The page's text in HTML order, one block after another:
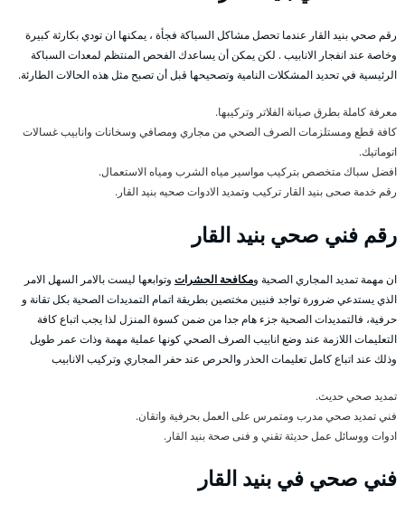
رقم صحي بنيد القار عندما تحصل مشاكل السباكة فجأة ، يمكنها ان تودي بكارثة كبيرة
وخاصة عند انفجار الانابيب . لكن يمكن أن يساعدك الفحص المنتظم لمعدات السباكة
الرئيسية في تحديد المشكلات النامية وتصحيحها قبل أن تصبح مثل هذه الحالات الطارئة.
معرفة كاملة بطرق صيانة الفلاتر وتركيبها.
كافة قطع ومستلزمات الصرف الصحي من مجاري ومصافي وسخانات وانابيب غسالات
اتوماتيك.
افضل سباك متخصص بتركيب مواسير مياه الشرب ومياه الاستعمال.
رقم خدمة صحى بنيد القار تركيب وتمديد الادوات صحيه بنيد القار.
رقم فني صحي بنيد القار
ان مهمة تمديد المجاري الصحية ومكافحة الحشرات وتوابعها ليست بالامر السهل الامر
الذي يستدعي ضرورة تواجد فنيين مختصين بطريقة اتمام التمديدات الصحية بكل تقانة و
حرفية، فالتمديدات الصحية جزء هام جدا من ضمن كسوة المنزل لذا يجب اتباع كافة
التعليمات اللازمة عند وضع انابيب الصرف الصحي كونها عملية مهمة وذات عمر طويل
وذلك عند اتباع كامل تعليمات الحذر والحرص عند حفر المجاري وتركيب الانابيب
تمديد صحي حديث.
فني تمديد صحي مدرب ومتمرس على العمل بحرفية واتقان.
ادوات ووسائل عمل حديثة تقني و فنى صحة بنيد القار.
فني صحي في بنيد القار